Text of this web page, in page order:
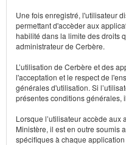
Une fois enregistré, l'utilisateur
permettant d'accèder aux
habilité dans la limite des droits
administrateur de Cerbère.
L’utilisation de Cerbère et des
l'acceptation et le respect de
générales d'utilisation. Si
présentes conditions générales,
Lorsque l’utilisateur accède
Ministère, il est en outre soumis
spécifiques à chaque